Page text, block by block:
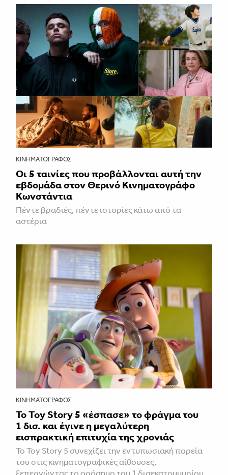
ΚΙΝΗΜΑΤΟΓΡΆΦΟΣ
Οι 5 ταινίες που προβάλλονται αυτή την
εβδομάδα στον Θερινό Κινηματογράφο
Κωνστάντια
Πέντε βραδιές, πέντε ιστορίες κάτω από τα
αστέρια
ΚΙΝΗΜΑΤΟΓΡΆΦΟΣ
Το Toy Story 5 «έσπασε» το φράγμα του
1 δισ. και έγινε η μεγαλύτερη
εισπρακτική επιτυχία της χρονιάς
Το Toy Story 5 συνεχίζει την εντυπωσιακή πορεία
του στις κινηματογραφικές αίθουσες,